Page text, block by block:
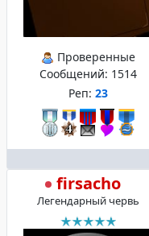
Проверенные
Сообщений: 1514
Реп: 23
firsacho
Легендарный червь